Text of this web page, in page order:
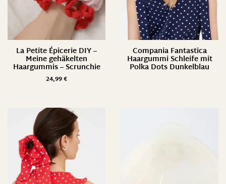
La Petite Épicerie DIY –
Meine gehäkelten
Haargummis – Scrunchie
24,99€
Compania Fantastica
Haargummi Schleife mit
Polka Dots Dunkelblau